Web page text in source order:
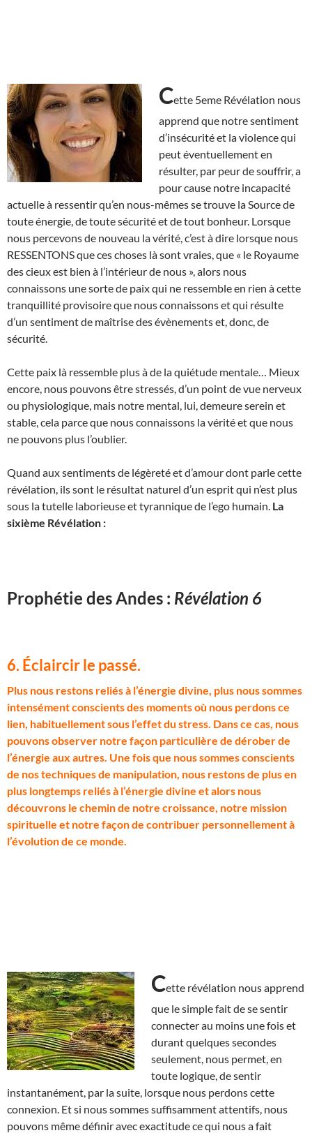
Cette 5eme Révélation nous
apprend que notre sentiment
d’insécurité et la violence qui
peut éventuellement en
résulter, par peur de souffrir, a
pour cause notre incapacité
actuelle à ressentir qu’en nous-mêmes se trouve la Source de
toute énergie, de toute sécurité et de tout bonheur. Lorsque
nous percevons de nouveau la vérité, c’est à dire lorsque nous
RESSENTONS que ces choses là sont vraies, que « le Royaume
des cieux est bien à l’intérieur de nous », alors nous
connaissons une sorte de paix qui ne ressemble en rien à cette
tranquillité provisoire que nous connaissons et qui résulte
d’un sentiment de maîtrise des évènements et, donc, de
sécurité.
Cette paix là ressemble plus à de la quiétude mentale… Mieux
encore, nous pouvons être stressés, d’un point de vue nerveux
ou physiologique, mais notre mental, lui, demeure serein et
stable, cela parce que nous connaissons la vérité et que nous
ne pouvons plus l’oublier.
Quand aux sentiments de légèreté et d’amour dont parle cette
révélation, ils sont le résultat naturel d’un esprit qui n’est plus
sous la tutelle laborieuse et tyrannique de l’ego humain. La
sixième Révélation :
Prophétie des Andes : Révélation 6
6. Éclaircir le passé.
Plus nous restons reliés à l’énergie divine, plus nous sommes
intensément conscients des moments où nous perdons ce
lien, habituellement sous l’effet du stress. Dans ce cas, nous
pouvons observer notre façon particulière de dérober de
l’énergie aux autres. Une fois que nous sommes conscients
de nos techniques de manipulation, nous restons de plus en
plus longtemps reliés à l’énergie divine et alors nous
découvrons le chemin de notre croissance, notre mission
spirituelle et notre façon de contribuer personnellement à
l’évolution de ce monde.
Cette révélation nous apprend
que le simple fait de se sentir
connecter au moins une fois et
durant quelques secondes
seulement, nous permet, en
toute logique, de sentir
instantanément, par la suite, lorsque nous perdons cette
connexion. Et si nous sommes suffisamment attentifs, nous
pouvons même définir avec exactitude ce qui nous a fait